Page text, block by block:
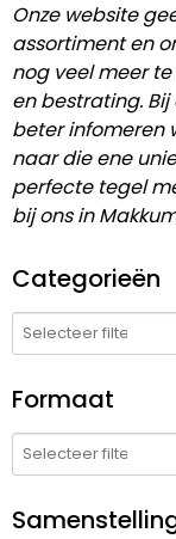
Onze website
assortiment en
nog veel meer
en bestrating.
beter infomeren
naar die ene
perfecte tegel
bij ons in
Categorieën
Formaat